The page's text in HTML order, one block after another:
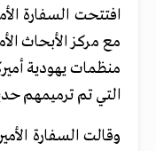
افتتحت السفارة
منظمات يهودية
التي تم ترميمهم
وقالت السفارة